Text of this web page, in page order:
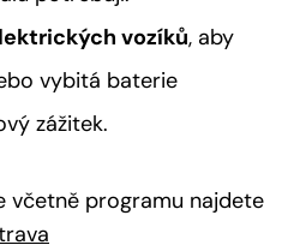
vozíků, aby
vybitá baterie
zážitek.
včetně programu najdete